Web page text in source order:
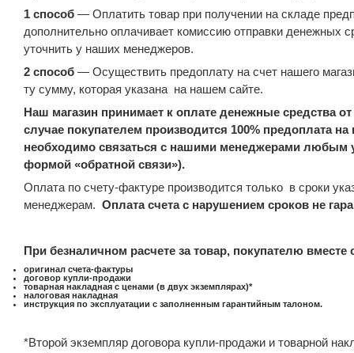
1 способ — Оплатить товар при получении на складе
дополнительно оплачивает комиссию отправки денежных
уточнить у наших менеджеров.
2 способ — Осуществить предоплату на счет нашего
ту сумму, которая указана на нашем сайте.
Наш магазин принимает к оплате денежные средства
случае покупателем производится 100% предоплата
необходимо связаться с нашими менеджерами любым
формой «обратной связи»).
Оплата по счету-фактуре производится только в сроки
менеджерам. Оплата счета с нарушением сроков не
При безналичном расчете за товар, покупателю
оригинал счета-фактуры
договор купли-продажи
товарная накладная с ценами (в двух экземплярах)*
налоговая накладная
инструкция по эксплуатации с заполненным гарантийным талоном.
*Второй экземпляр договора купли-продажи и товарной